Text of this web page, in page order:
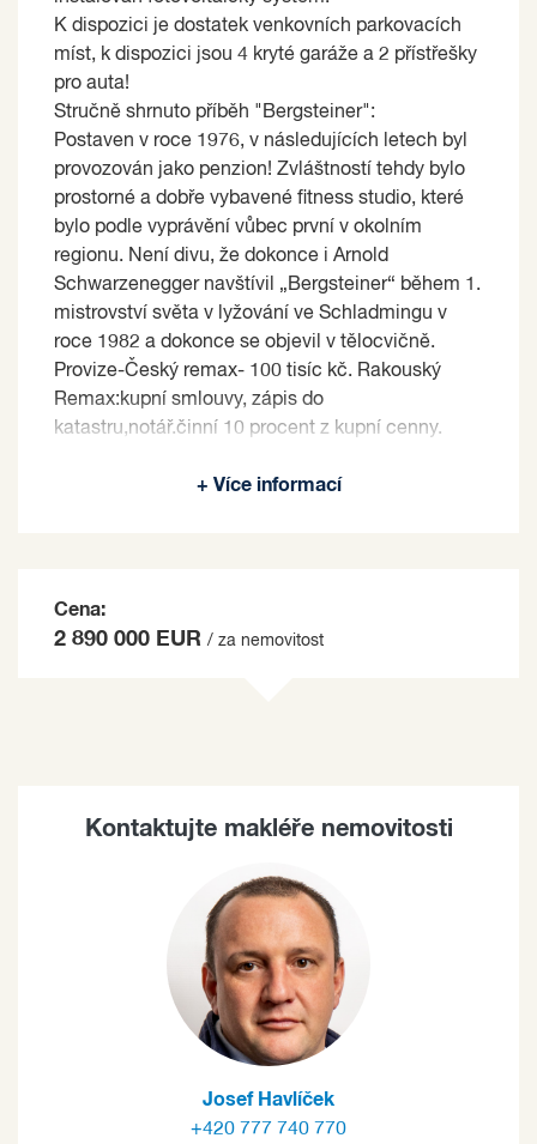
K dispozici je dostatek venkovních parkovacích
míst, k dispozici jsou 4 kryté garáže a 2 přístřešky
pro auta!
Stručně shrnuto příběh "Bergsteiner":
Postaven v roce 1976, v následujících letech byl
provozován jako penzion! Zvláštností tehdy bylo
prostorné a dobře vybavené fitness studio, které
bylo podle vyprávění vůbec první v okolním
regionu. Není divu, že dokonce i Arnold
Schwarzenegger navštívil „Bergsteiner“ během 1.
mistrovství světa v lyžování ve Schladmingu v
roce 1982 a dokonce se objevil v tělocvičně.
Provize-Český remax- 100 tisíc kč. Rakouský
Remax:kupní smlouvy, zápis do
katastru,notář.činní 10 procent z kupní cenny.
na základě jím zvolených kritérií.
+ Více informací
Cena:
2 890 000 EUR / za nemovitost
Kontaktujte makléře nemovitosti
Josef Havlíček
+420 777 740 770